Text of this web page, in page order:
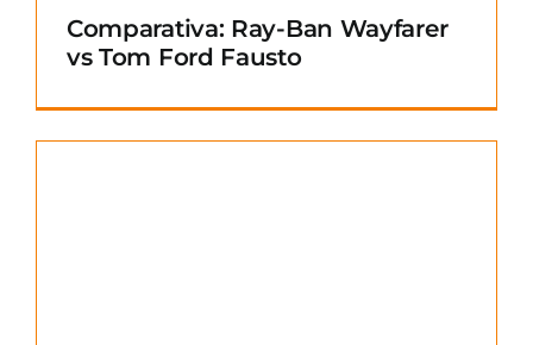
Comparativa: Ray-Ban Wayfarer
vs Tom Ford Fausto